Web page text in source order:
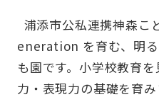
eneration を育む、明
も園です。小学校教育